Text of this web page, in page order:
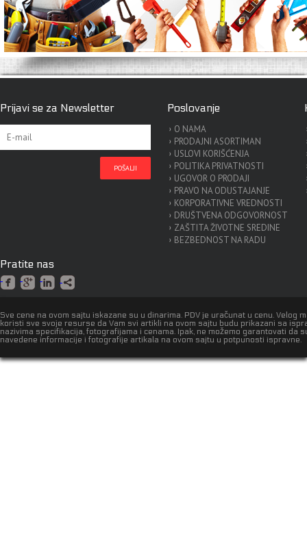
Prijavi se za Newsletter Poslovanje
O NAMA
PRODAJNI ASORTIMAN
USLOVI KORIŠĆENJA
POLITIKA PRIVATNOSTI
UGOVOR O PRODAJI
PRAVO NA ODUSTAJANJE
KORPORATIVNE VREDNOSTI
DRUŠTVENA ODGOVORNOST
ZAŠTITA ŽIVOTNE SREDINE
BEZBEDNOST NA RADU
Pratite nas
Sve cene na ovom sajtu iskazane su u dinarima. PDV je uračunat u cenu. Velog
koristi sve svoje resurse da Vam svi artikli na ovom sajtu budu prikazani sa
nazivima specifikacija, fotografijama i cenama. Ipak, ne možemo garantovati da
navedene informacije i fotografije artikala na ovom sajtu u potpunosti ispravne.